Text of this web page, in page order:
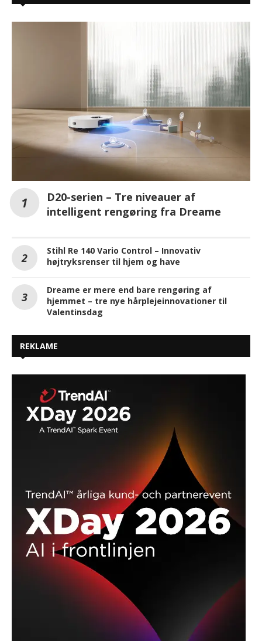
D20-serien – Tre niveauer af
intelligent rengøring fra Dreame
Stihl Re 140 Vario Control – Innovativ
højtryksrenser til hjem og have
Dreame er mere end bare rengøring af
hjemmet – tre nye hårplejeinnovationer til
Valentinsdag
REKLAME